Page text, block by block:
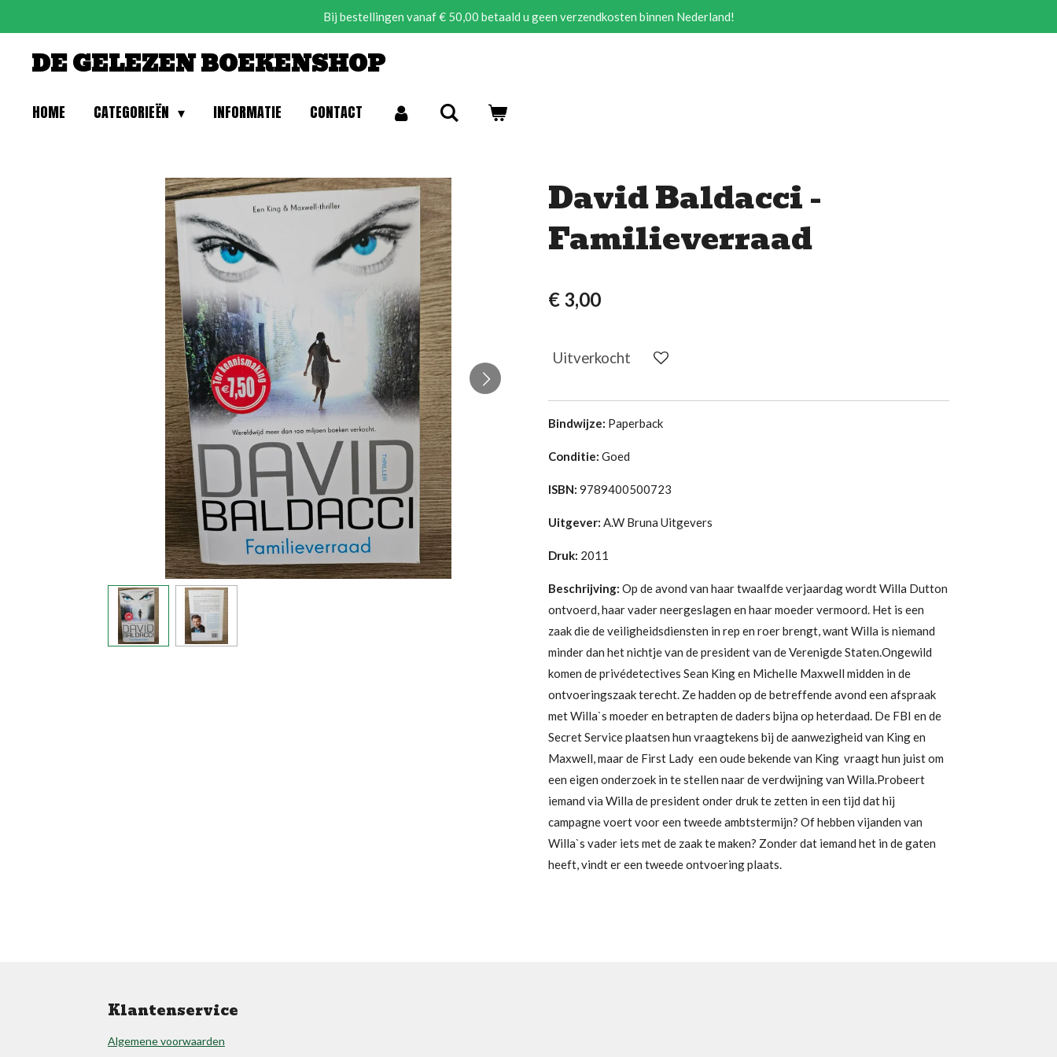
Bij bestellingen vanaf € 50,00 betaald u geen verzendkosten binnen Nederland!
DE GELEZEN BOEKENSHOP
HOME CATEGORIEËN INFORMATIE CONTACT
David Baldacci -
Familieverraad
€ 3,00
Uitverkocht
Bindwijze: Paperback
Conditie: Goed
ISBN: 9789400500723
Uitgever: A.W Bruna Uitgevers
Druk: 2011
Beschrijving: Op de avond van haar twaalfde verjaardag wordt Willa Dutton
ontvoerd, haar vader neergeslagen en haar moeder vermoord. Het is een
zaak die de veiligheidsdiensten in rep en roer brengt, want Willa is niemand
minder dan het nichtje van de president van de Verenigde Staten.Ongewild
komen de privédetectives Sean King en Michelle Maxwell midden in de
ontvoeringszaak terecht. Ze hadden op de betreffende avond een afspraak
met Willa`s moeder en betrapten de daders bijna op heterdaad. De FBI en de
Secret Service plaatsen hun vraagtekens bij de aanwezigheid van King en
Maxwell, maar de First Lady een oude bekende van King vraagt hun juist om
een eigen onderzoek in te stellen naar de verdwijning van Willa.Probeert
iemand via Willa de president onder druk te zetten in een tijd dat hij
campagne voert voor een tweede ambtstermijn? Of hebben vijanden van
Willa`s vader iets met de zaak te maken? Zonder dat iemand het in de gaten
heeft, vindt er een tweede ontvoering plaats.
Klantenservice
Algemene voorwaarden